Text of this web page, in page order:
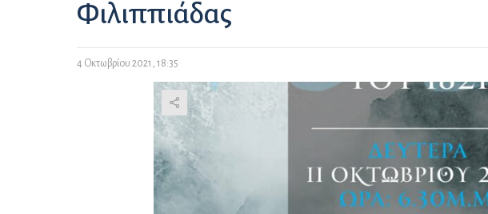
Φιλιππιάδας
4 Οκτωβρίου 2021, 18:35